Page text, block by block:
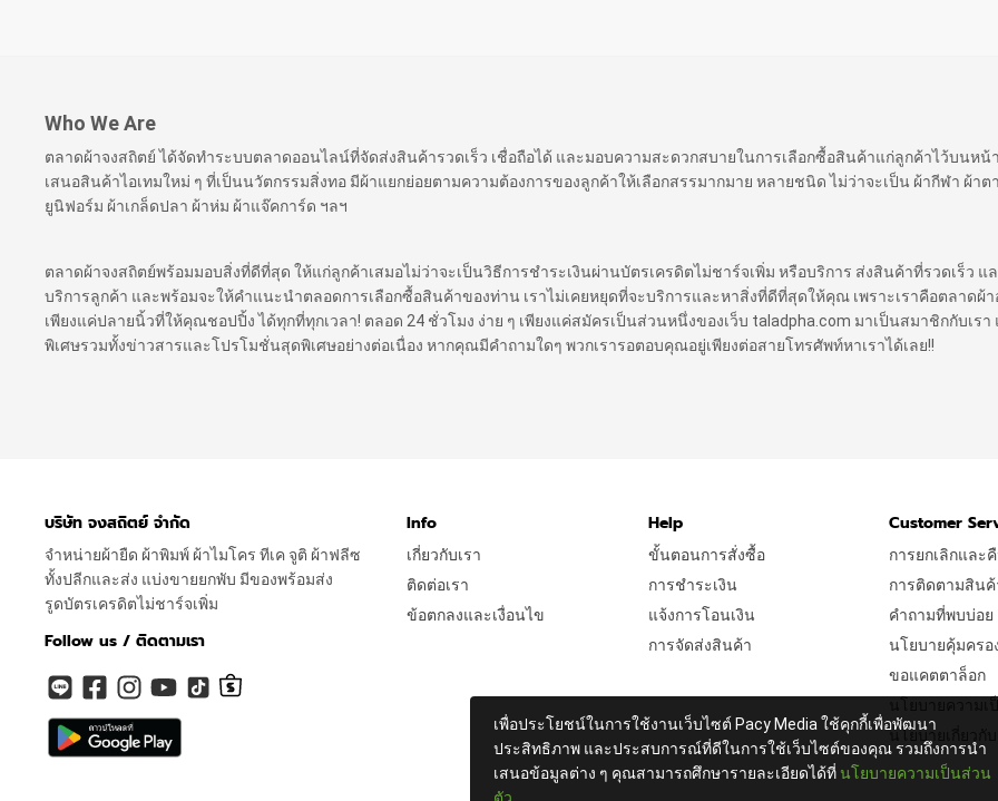
Who We Are
ตลาดผ้าจงสถิตย์ ได้จัดทำระบบตลาดออนไลน์ที่จัดส่งสินค้ารวดเร็ว เชื่อถือได้ และมอบความสะดวกสบายในการเลือกซื้อสินค้าแก่ลูกค้าไว้บนหน้
เสนอสินค้าไอเทมใหม่ ๆ ที่เป็นนวัตกรรมสิ่งทอ มีผ้าแยกย่อยตามความต้องการของลูกค้าให้เลือกสรรมากมาย หลายชนิด ไม่ว่าจะเป็น ผ้ากีฬา ผ้าต
ยูนิฟอร์ม ผ้าเกล็ดปลา ผ้าห่ม ผ้าแจ๊คการ์ด ฯลฯ
ตลาดผ้าจงสถิตย์พร้อมมอบสิ่งที่ดีที่สุด ให้แก่ลูกค้าเสมอไม่ว่าจะเป็นวิธีการชำระเงินผ่านบัตรเครดิตไม่ชาร์จเพิ่ม หรือบริการ ส่งสินค้าที่รวดเร็ว แ
บริการลูกค้า และพร้อมจะให้คำแนะนำตลอดการเลือกซื้อสินค้าของท่าน เราไม่เคยหยุดที่จะบริการและหาสิ่งที่ดีที่สุดให้คุณ เพราะเราคือตลาดผ้
เพียงแค่ปลายนิ้วที่ให้คุณชอปปิ้ง ได้ทุกที่ทุกเวลา! ตลอด 24 ชั่วโมง ง่าย ๆ เพียงแค่สมัครเป็นส่วนหนึ่งของเว็บ taladpha.com มาเป็นสมาชิกกับเร
พิเศษรวมทั้งข่าวสารและโปรโมชั่นสุดพิเศษอย่างต่อเนื่อง หากคุณมีคำถามใดๆ พวกเรารอตอบคุณอยู่เพียงต่อสายโทรศัพท์หาเราได้เลย!!
บริษัท จงสถิตย์ จำกัด
จำหน่ายผ้ายืด ผ้าพิมพ์ ผ้าไมโคร ทีเค จูติ ผ้าฟลีซ
ทั้งปลีกและส่ง แบ่งขายยกพับ มีของพร้อมส่ง
รูดบัตรเครดิตไม่ชาร์จเพิ่ม
Follow us / ติดตามเรา
Info
เกี่ยวกับเรา
ติดต่อเรา
ข้อตกลงและเงื่อนไข
Help
ขั้นตอนการสั่งซื้อ
การชำระเงิน
แจ้งการโอนเงิน
การจัดส่งสินค้า
Customer
การยกเลิกและ
การติดตามสินค้
คำถามที่พบบ่อย
นโยบายคุ้มครอ
ขอแคตตาล็อก
นโยบายความ
นโยบายเกี่ยวกับ
เพื่อประโยชน์ในการใช้งานเว็บไซต์ Pacy Media ใช้คุกกี้เพื่อพัฒนา
ประสิทธิภาพ และประสบการณ์ที่ดีในการใช้เว็บไซต์ของคุณ รวมถึงการนำ
เสนอข้อมูลต่าง ๆ คุณสามารถศึกษารายละเอียดได้ที่นโยบายความเป็นส่วน